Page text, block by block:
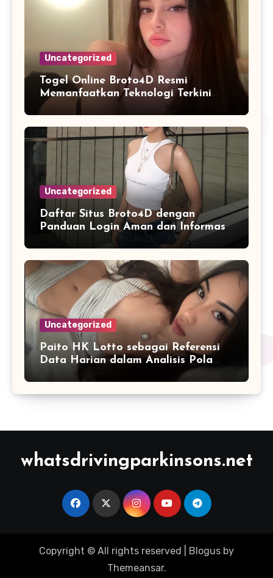
Uncategorized
Togel Online Broto4D Resmi
Memanfaatkan Teknologi Terkini
untuk Meningkatkan Kualitas
Layanan Digital
Uncategorized
Daftar Situs Broto4D dengan
Panduan Login Aman dan Informasi
Uncategorized
Paito HK Lotto sebagai Referensi
Data Harian dalam Analisis Pola
whatsdrivingparkinsons.net
Copyright © All rights reserved Blogus by
Themeansar.